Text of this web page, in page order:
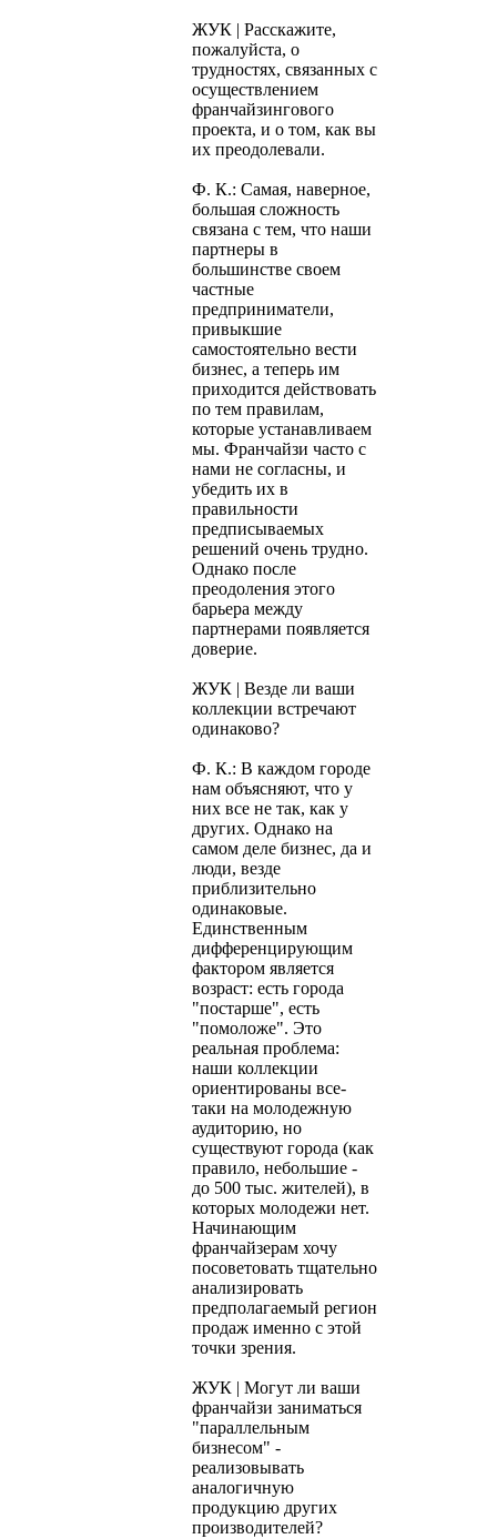
ЖУК | Расскажите,
пожалуйста, о
трудностях, связанных с
осуществлением
франчайзингового
проекта, и о том, как вы
их преодолевали.
Ф. К.: Самая, наверное,
большая сложность
связана с тем, что наши
партнеры в
большинстве своем
частные
предприниматели,
привыкшие
самостоятельно вести
бизнес, а теперь им
приходится действовать
по тем правилам,
которые устанавливаем
мы. Франчайзи часто с
нами не согласны, и
убедить их в
правильности
предписываемых
решений очень трудно.
Однако после
преодоления этого
барьера между
партнерами появляется
доверие.
ЖУК | Везде ли ваши
коллекции встречают
одинаково?
Ф. К.: В каждом городе
нам объясняют, что у
них все не так, как у
других. Однако на
самом деле бизнес, да и
люди, везде
приблизительно
одинаковые.
Единственным
дифференцирующим
фактором является
возраст: есть города
"постарше", есть
"помоложе". Это
реальная проблема:
наши коллекции
ориентированы все-
таки на молодежную
аудиторию, но
существуют города (как
правило, небольшие -
до 500 тыс. жителей), в
которых молодежи нет.
Начинающим
франчайзерам хочу
посоветовать тщательно
анализировать
предполагаемый регион
продаж именно с этой
точки зрения.
ЖУК | Могут ли ваши
франчайзи заниматься
"параллельным
бизнесом" -
реализовывать
аналогичную
продукцию других
производителей?